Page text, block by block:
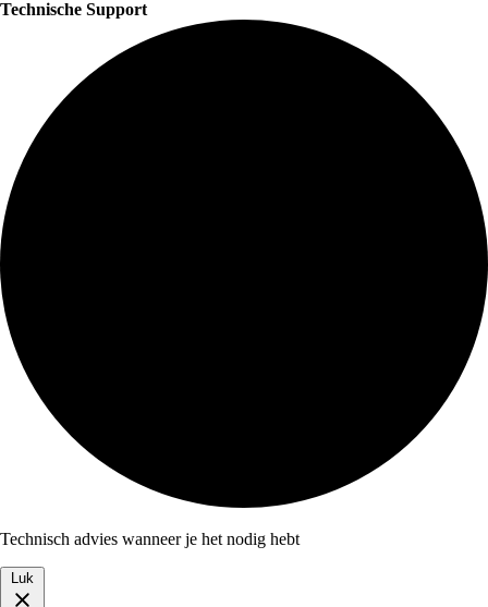
Technische Support
Technisch advies wanneer je het nodig hebt
Luk